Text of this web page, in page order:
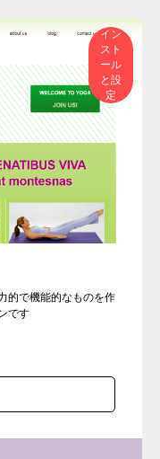
イン
スト
ール
と設
定
的で機能的なものを作
です